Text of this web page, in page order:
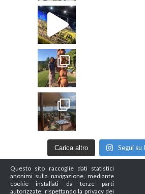
Carica altro Segui su
Questo sito raccoglie dati statistici
anonimi sulla navigazione, mediante
cookie installati da terze parti
autorizzate, rispettando la privacy dei